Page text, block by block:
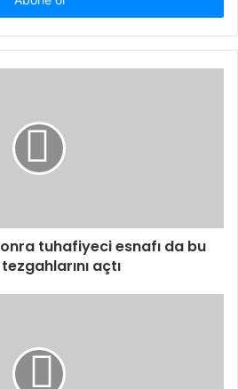
tuhafiyeci esnafı da bu
açtı